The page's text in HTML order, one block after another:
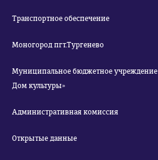
Транспортное обеспечение
Моногород пгт.Тургенево
Муниципальное бюджетное учреждение «Ардатовский районный
Дом культуры»
Административная комиссия
Открытые данные